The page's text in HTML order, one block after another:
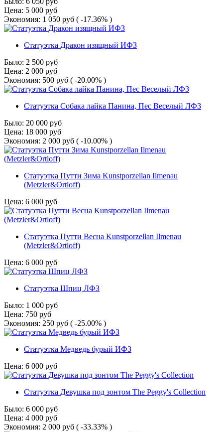
Цена: 5 000 руб
Экономия: 1 050 руб ( -17.36% )
Статуэтка Дракон изящный ИФЗ
Было: 2 500 руб
Цена: 2 000 руб
Экономия: 500 руб ( -20.00% )
Статуэтка Собака лайка Панина, Пес Веселый ЛФЗ
Было: 20 000 руб
Цена: 18 000 руб
Экономия: 2 000 руб ( -10.00% )
Статуэтка Путти Зима Kunstporzellan Ilmenau
(Metzler&Ortloff)
Цена: 6 000 руб
Статуэтка Путти Весна Kunstporzellan Ilmenau
(Metzler&Ortloff)
Цена: 6 000 руб
Статуэтка Шпиц ЛФЗ
Было: 1 000 руб
Цена: 750 руб
Экономия: 250 руб ( -25.00% )
Статуэтка Медведь бурый ИФЗ
Цена: 6 000 руб
Статуэтка Девушка под зонтом The Peggy's Сollection
Было: 6 000 руб
Цена: 4 000 руб
Экономия: 2 000 руб ( -33.33% )